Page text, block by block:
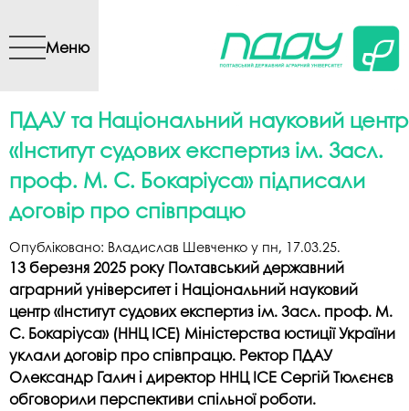
вмісту
Меню
ПДАУ та Національний науковий центр
«Інститут судових експертиз ім. Засл.
проф. М. С. Бокаріуса» підписали
договір про співпрацю
Опубліковано: Владислав Шевченко у пн, 17.03.25.
13 березня 2025 року Полтавський державний
аграрний університет і Національний науковий
центр «Інститут судових експертиз ім. Засл. проф. М.
С. Бокаріуса» (ННЦ ІСЕ) Міністерства юстиції України
уклали договір про співпрацю. Ректор ПДАУ
Олександр Галич і директор ННЦ ІСЕ Сергій Тюлєнєв
обговорили перспективи спільної роботи.